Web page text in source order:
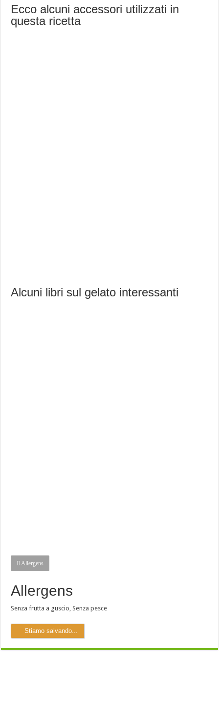
Ecco alcuni accessori utilizzati in
questa ricetta
Alcuni libri sul gelato interessanti
Allergens
Allergens
Senza frutta a guscio ,Senza pesce
Stiamo salvando...